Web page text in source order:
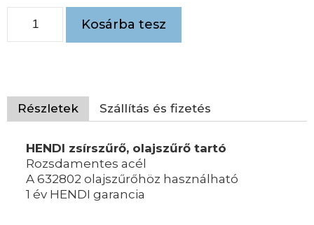
Kosárba tesz
Részletek Szállítás és fizetés
HENDI zsírszűrő, olajszűrő tartó
Rozsdamentes acél
A 632802 olajszűrőhöz használható
1 év HENDI garancia